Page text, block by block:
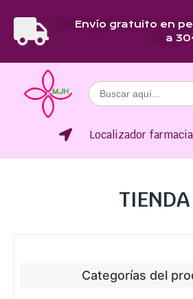
Envío gratuito en
a
Buscar:
Localizador
TIENDA
Categorías del